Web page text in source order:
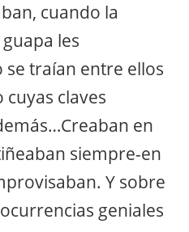
cuando la
les
se traían entre ellos
claves
en
siempre-en
Y sobre
geniales